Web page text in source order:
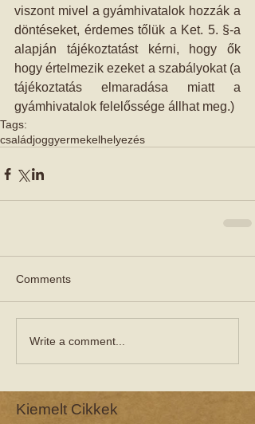
viszont mivel a gyámhivatalok hozzák a
döntéseket, érdemes tőlük a Ket. 5. §-a
alapján tájékoztatást kérni, hogy ők
hogy értelmezik ezeket a szabályokat (a
tájékoztatás elmaradása miatt a
gyámhivatalok felelőssége állhat meg.)
Tags:
családjoggyermekelhelyezés
Comments
Write a comment...
Kiemelt Cikkek